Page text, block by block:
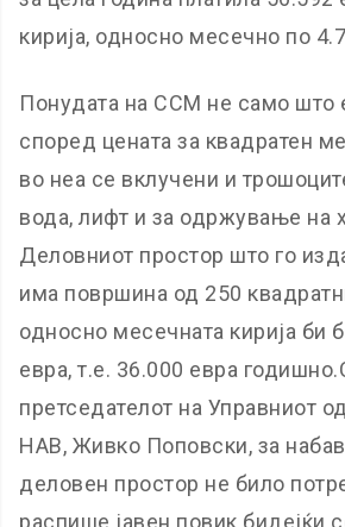
кирија, односно месечно по
Понудата на ССМ не само што
според цената за квадратен
во неа се вклучени и
вода, лифт и за одржување на
Деловниот простор што го
има површина од 250
односно месечната кирија би
евра, т.е. 36.000 евра
претседателот на Управниот
НАВ, Живко Поповски, за
деловен простор не било
распише јавен повик бидејќи